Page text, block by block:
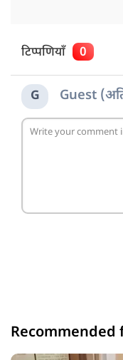
टिप्पणियाँ 0
G Guest
Recommended